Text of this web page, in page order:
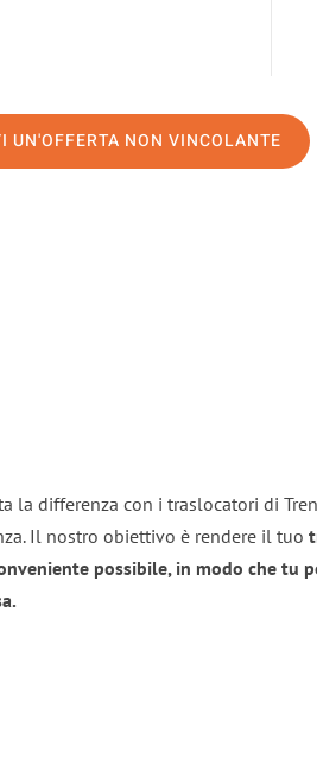
UN'OFFERTA NON VINCOLANTE
la differenza con i traslocatori di
Il nostro obiettivo è rendere il tuo
possibile, in modo che tu